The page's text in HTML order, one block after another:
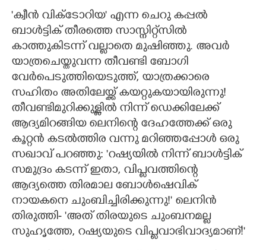
'ക്വീൻ വിക്ടോറിയ" എന്ന ചെറു കപ്പൽ
ബാൾട്ടിക് തീരത്തെ സാസ്നിറ്റ്സിൽ
കാത്തുകിടന്ന് വല്ലാതെ മുഷിഞ്ഞു. അവർ
യാത്രചെയ്തുവന്ന തീവണ്ടി ബോഗി
വേർപെടുത്തിയെടുത്ത്, യാത്രക്കാരെ
സഹിതം അതിലേയ്ക്ക് കയറ്റുകയായിരുന്നു!
തീവണ്ടിമുറിക്കുള്ളിൽ നിന്ന് ഡെക്കിലേക്ക്
ആദ്യമിറങ്ങിയ ലെനിന്റെ ദേഹത്തേക്ക് ഒരു
കൂറ്റൻ കടൽത്തിര വന്നു മറിഞ്ഞപ്പോൾ ഒരു
സഖാവ് പറഞ്ഞു: 'റഷ്യയിൽ നിന്ന് ബാൾട്ടിക്
സമുദ്രം കടന്ന് ഇതാ,​ വിപ്ളവത്തിന്റെ
ആദ്യത്തെ തിരമാല ബോൾഷെവിക്
നായകനെ ചുംബിച്ചിരിക്കുന്നു!" ലെനിൻ
തിരുത്തി- 'അത് തിരയുടെ ചുംബനമല്ല
സുഹൃത്തേ,​ റഷ്യയുടെ വിപ്ളവാഭിവാദ്യമാണ്!"